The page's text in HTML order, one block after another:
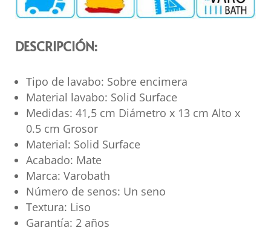
DESCRIPCIÓN:
Tipo de lavabo: Sobre encimera
Material lavabo: Solid Surface
Medidas: 41,5 cm Diámetro x 13 cm Alto x
0.5 cm Grosor
Material: Solid Surface
Acabado: Mate
Marca: Varobath
Número de senos: Un seno
Textura: Liso
Garantía: 2 años